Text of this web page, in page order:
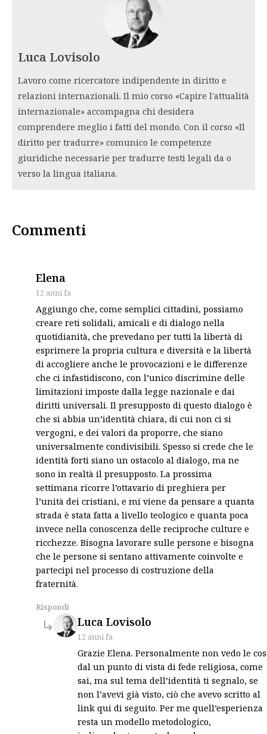
Luca Lovisolo
Lavoro come ricercatore indipendente in diritto e
relazioni internazionali. Il mio corso «Capire l'attualità
internazionale» accompagna chi desidera
comprendere meglio i fatti del mondo. Con il corso «Il
diritto per tradurre» comunico le competenze
giuridiche necessarie per tradurre testi legali da o
verso la lingua italiana.
Commenti
Elena
12 anni fa
Aggiungo che, come semplici cittadini, possiamo
creare reti solidali, amicali e di dialogo nella
quotidianità, che prevedano per tutti la libertà di
esprimere la propria cultura e diversità e la libertà
di accogliere anche le provocazioni e le differenze
che ci infastidiscono, con l’unico discrimine delle
limitazioni imposte dalla legge nazionale e dai
diritti universali. Il presupposto di questo dialogo è
che si abbia un’identità chiara, di cui non ci si
vergogni, e dei valori da proporre, che siano
universalmente condivisibili. Spesso si crede che le
identità forti siano un ostacolo al dialogo, ma ne
sono in realtà il presupposto. La prossima
settimana ricorre l’ottavario di preghiera per
l’unità dei cristiani, e mi viene da pensare a quanta
strada è stata fatta a livello teologico e quanta poca
invece nella conoscenza delle reciproche culture e
ricchezze. Bisogna lavorare sulle persone e bisogna
che le persone si sentano attivamente coinvolte e
partecipi nel processo di costruzione della
fraternità.
Rispondi
Luca Lovisolo
12 anni fa
Grazie Elena. Personalmente non vedo le
dal un punto di vista di fede religiosa, come
sai, ma sul tema dell’identità ti segnalo, se
non l’avevi già visto, ciò che avevo scritto al
link qui di seguito. Per me quell’esperienza
resta un modello metodologico,